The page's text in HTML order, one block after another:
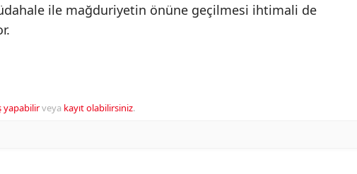
ile mağduriyetin önüne geçilmesi ihtimali de
yapabilirveya kayıt olabilirsiniz.